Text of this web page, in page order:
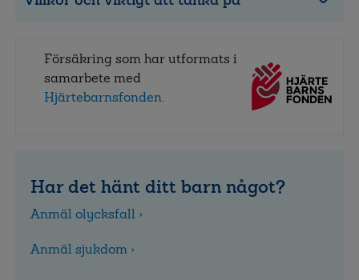
Försäkring som har utformats i
samarbete med
Hjärtebarnsfonden.
Har det hänt ditt barn något?
Anmäl olycksfall ›
Anmäl sjukdom ›